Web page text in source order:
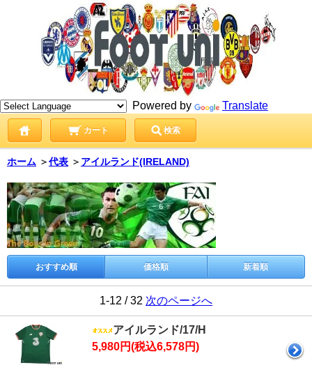
Powered by Translate
カート 検索
ホーム ＞代表 ＞ アイルランド(IRELAND)
おすすめ順 価格順 新着順
1-12 / 32 次のページへ
アイルランド/17/H
5,980円(税込6,578円)